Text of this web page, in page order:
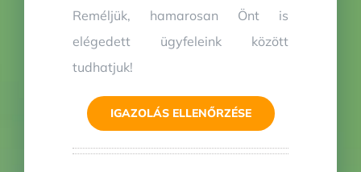
Reméljük, hamarosan Önt is
elégedett ügyfeleink között
tudhatjuk!
IGAZOLÁS ELLENŐRZÉSE